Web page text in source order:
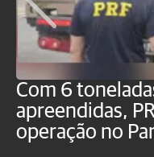
Com 6
apreendidas,
operação no